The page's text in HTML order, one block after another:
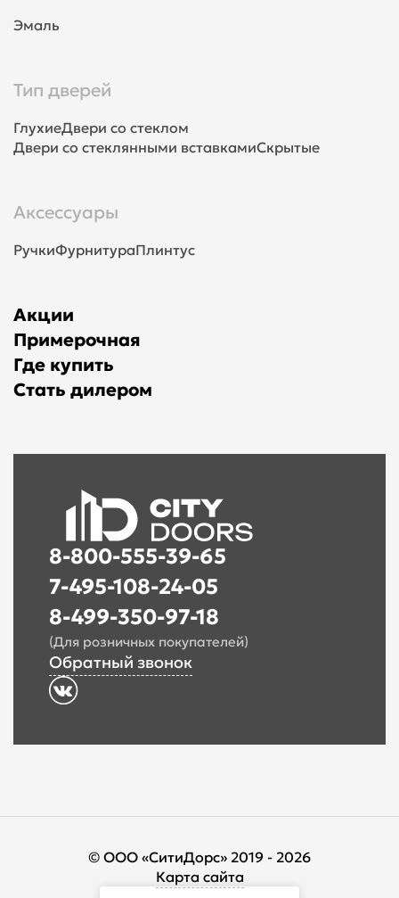
Эмаль
Тип дверей
ГлухиеДвери со стеклом
Двери со стеклянными вставкамиСкрытые
Аксессуары
РучкиФурнитураПлинтус
Акции
Примерочная
Где купить
Стать дилером
8-800-555-39-65
7-495-108-24-05
8-499-350-97-18
(Для розничных покупателей)
Обратный звонок
© ООО «СитиДорс» 2019 - 2026
Карта сайта